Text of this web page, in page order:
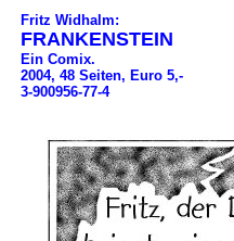
Fritz Widhalm:
FRANKENSTEIN
Ein Comix.
2004, 48 Seiten, Euro 5,-
3-900956-77-4